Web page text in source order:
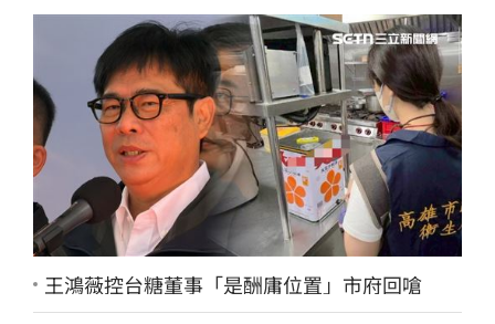
王鴻薇控台糖董事「是酬庸位置」市府回嗆